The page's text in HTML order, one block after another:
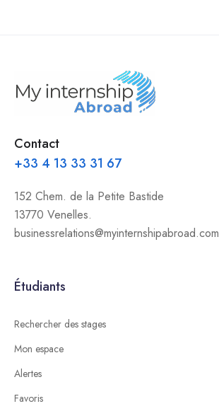
Contact
+33 4 13 33 31 67
152 Chem. de la Petite Bastide
13770 Venelles.
businessrelations@myinternshipabroad.com
Étudiants
Rechercher des stages
Mon espace
Alertes
Favoris